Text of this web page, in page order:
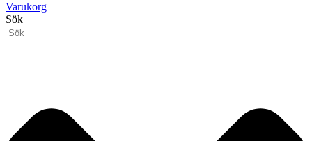
Varukorg
Sök